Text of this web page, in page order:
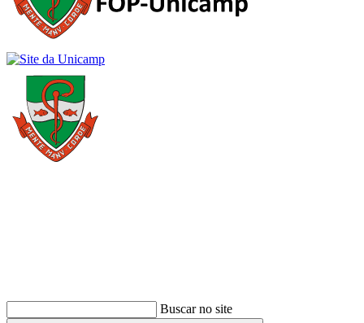
Buscar no site